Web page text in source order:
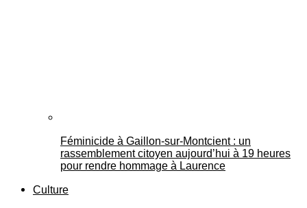
Féminicide à Gaillon‑sur‑Montcient : un
rassemblement citoyen aujourd’hui à 19 heures
pour rendre hommage à Laurence
Culture